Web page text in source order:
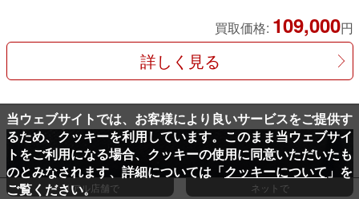
買取価格: 109,000円
詳しく見る
リアル店舗で ネットで
当ウェブサイトでは、お客様により良いサービスをご提供す
るため、クッキーを利用しています。このまま当ウェブサイ
トをご利用になる場合、クッキーの使用に同意いただいたも
のとみなされます、詳細については「クッキーについて 」を
ご覧ください。